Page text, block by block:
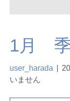
1月 季
user_harada
いません